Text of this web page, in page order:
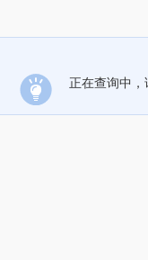
正在查询中，